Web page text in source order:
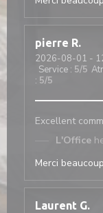
pierre R
2026-08-01 -
Service : 5/5
: 5/5
Excellent
L'Office
Merci
Laurent G